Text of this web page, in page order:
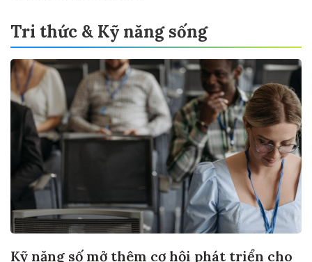
Tri thức & Kỹ năng sống
Kỹ năng số mở thêm cơ hội phát triển cho